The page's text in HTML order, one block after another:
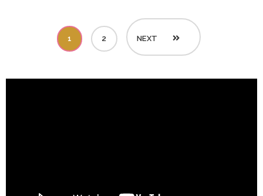
1 2 NEXT